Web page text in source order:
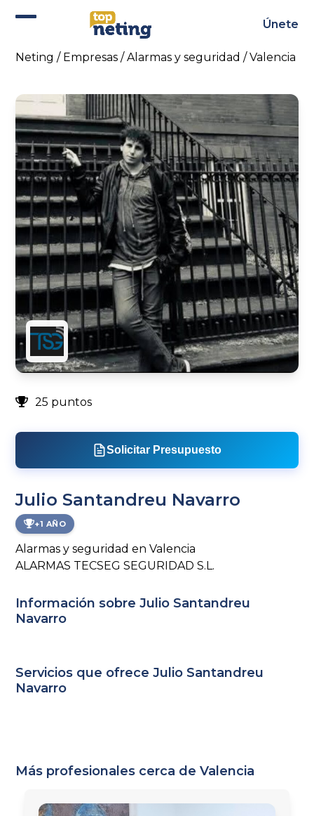
Únete
menú
menú
Neting / Empresas /Alarmas y seguridad /Valencia
25 puntos
Solicitar Presupuesto
Julio Santandreu Navarro
+1 AÑO
Alarmas y seguridad en Valencia
ALARMAS TECSEG SEGURIDAD S.L.
Información sobre Julio Santandreu
Navarro
Servicios que ofrece Julio Santandreu
Navarro
Más profesionales cerca de Valencia